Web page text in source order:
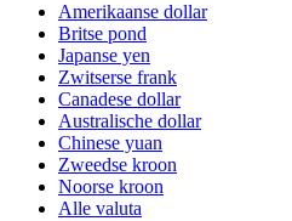
Amerikaanse dollar
Britse pond
Japanse yen
Zwitserse frank
Canadese dollar
Australische dollar
Chinese yuan
Zweedse kroon
Noorse kroon
Alle valuta